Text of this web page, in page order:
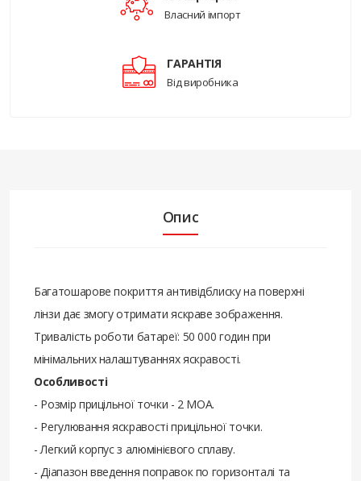
Власний імпорт
ГАРАНТІЯ
Від виробника
Опис
Багатошарове покриття антивідблиску на поверхні
лінзи дає змогу отримати яскраве зображення.
Тривалість роботи батареї: 50 000 годин при
мінімальних налаштуваннях яскравості.
Особливості
- Розмір прицільної точки - 2 МОА.
- Регулювання яскравості прицільної точки.
- Легкий корпус з алюмінієвого сплаву.
- Діапазон введення поправок по горизонталі та